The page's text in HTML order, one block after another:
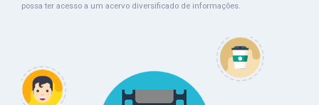
possa ter acesso a um acervo diversificado de informações.